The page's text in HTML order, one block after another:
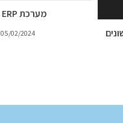
מערכת ERP לעסק
05/02/2024